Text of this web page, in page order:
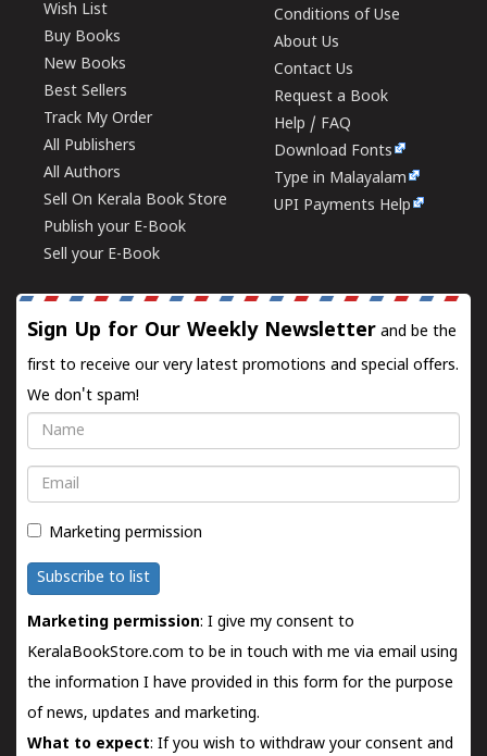
Wish List
Buy Books
New Books
Best Sellers
Track My Order
All Publishers
All Authors
Sell On Kerala Book Store
Publish your E-Book
Sell your E-Book
Conditions of Use
About Us
Contact Us
Request a Book
Help / FAQ
Download Fonts
Type in Malayalam
UPI Payments Help
Sign Up for Our Weekly Newsletter and be the
first to receive our very latest promotions and special offers.
We don't spam!
Name
Email
Marketing permission
Subscribe to list
Marketing permission: I give my consent to
KeralaBookStore.com to be in touch with me via email using
the information I have provided in this form for the purpose
of news, updates and marketing.
What to expect: If you wish to withdraw your consent and